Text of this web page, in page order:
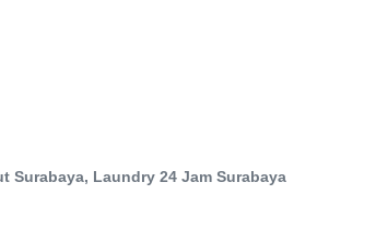
Surabaya, Laundry 24 Jam Surabaya